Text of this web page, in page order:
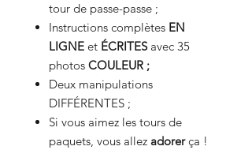
tour de passe-passe ;
Instructions complètes EN
LIGNE et ÉCRITESavec 35
photos COULEUR ;
Deux manipulations
DIFFÉRENTES ;
Si vous aimez les tours de
paquets, vous allez adorerça !